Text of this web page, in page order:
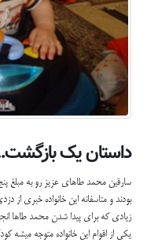
داستان یک
سارقین محمد طاهای عزیز رو به مبلغ
بودند و متاسفانه این خانواده خبری
زیادی که برای پیدا شدن محمد طاها
یکی از اقوام این خانواده متوجه